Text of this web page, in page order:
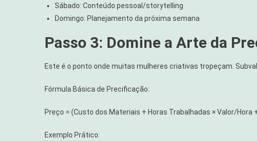
Sábado: Conteúdo pessoal/storytelling
Domingo: Planejamento da próxima semana
Passo 3: Domine a Arte da
Este é o ponto onde muitas mulheres criativas tropeçam.
Fórmula Básica de Precificação:
Preço = (Custo dos Materiais + Horas Trabalhadas × Valor/Hora
Exemplo Prático: